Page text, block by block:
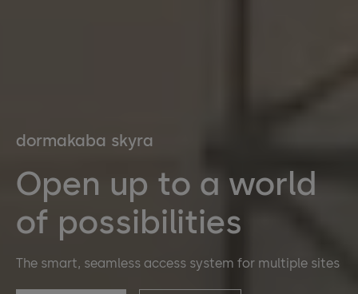
dormakaba skyra
Open up to a world
of possibilities
The smart, seamless access system for multiple sites